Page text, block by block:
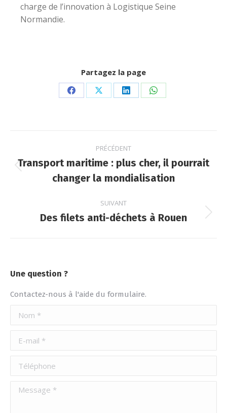
charge de l’innovation à Logistique Seine
Normandie.
Partagez la page
PartagerPartagerPartagerPartager
article
PRÉCÉDENT
Article
précédent
Transport maritime : plus cher, il pourrait
changer la mondialisation
SUIVANT
Article
Des filets anti-déchets à Rouen
Une question ?
Contactez-nous à l'aide du formulaire.
Message *